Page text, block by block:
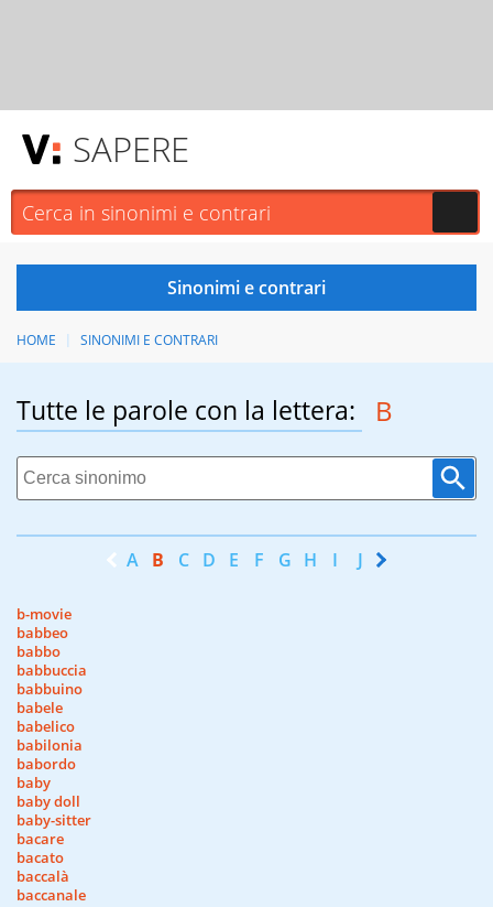
SAPERE
HOME SINONIMI E CONTRARI
Tutte le parole con la lettera: B
A B C D E F G H I J K
b-movie
babbeo
babbo
babbuccia
babbuino
babele
babelico
babilonia
babordo
baby
baby doll
baby-sitter
bacare
bacato
baccalà
baccanale